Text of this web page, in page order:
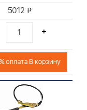
5012 i
+
оплата В корзину